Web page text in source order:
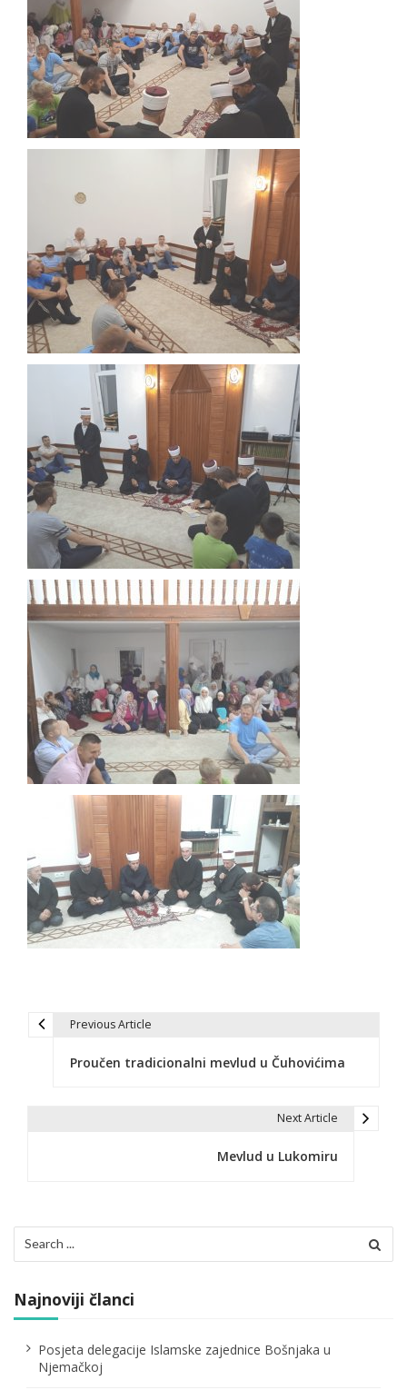
c
i
j
Previous Article
Proučen tradicionalni mevlud u Čuhovićima
Next Article
Mevlud u Lukomiru
for:
Najnoviji članci
Posjeta delegacije Islamske zajednice Bošnjaka u
Njemačkoj